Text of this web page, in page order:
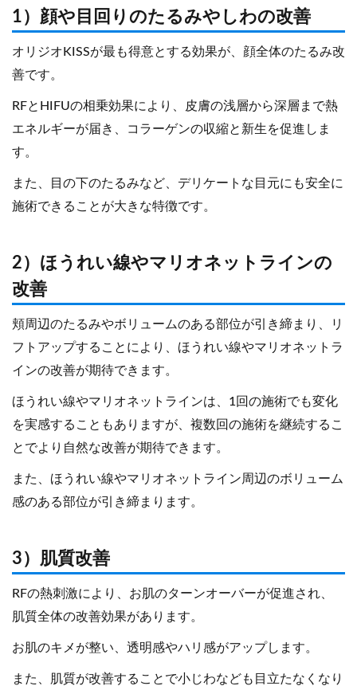
1）顔や目回りのたるみやしわの改善
オリジオKISSが最も得意とする効果が、顔全体のたるみ改
善です。
RFとHIFUの相乗効果により、皮膚の浅層から深層まで熱
エネルギーが届き、コラーゲンの収縮と新生を促進しま
す。
また、目の下のたるみなど、デリケートな目元にも安全に
施術できることが大きな特徴です。
2）ほうれい線やマリオネットラインの
改善
頬周辺のたるみやボリュームのある部位が引き締まり、リ
フトアップすることにより、ほうれい線やマリオネットラ
インの改善が期待できます。
ほうれい線やマリオネットラインは、1回の施術でも変化
を実感することもありますが、複数回の施術を継続するこ
とでより自然な改善が期待できます。
また、ほうれい線やマリオネットライン周辺のボリューム
感のある部位が引き締まります。
3）肌質改善
RFの熱刺激により、お肌のターンオーバーが促進され、
肌質全体の改善効果があります。
お肌のキメが整い、透明感やハリ感がアップします。
また、肌質が改善することで小じわなども目立たなくなり